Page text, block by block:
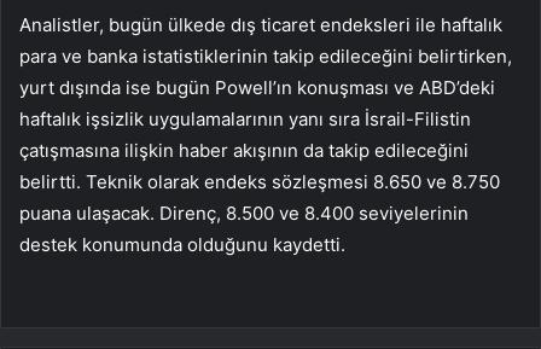
Analistler, bugün ülkede dış ticaret endeksleri ile haftalık
para ve banka istatistiklerinin takip edileceğini belirtirken,
yurt dışında ise bugün Powell’ın konuşması ve ABD’deki
haftalık işsizlik uygulamalarının yanı sıra İsrail-Filistin
çatışmasına ilişkin haber akışının da takip edileceğini
belirtti. Teknik olarak endeks sözleşmesi 8.650 ve 8.750
puana ulaşacak. Direnç, 8.500 ve 8.400 seviyelerinin
destek konumunda olduğunu kaydetti.